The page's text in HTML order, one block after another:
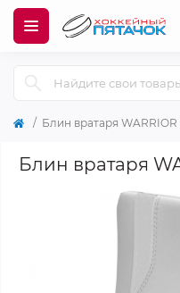
Блин вратаря WARRIOR
Блин вратаря